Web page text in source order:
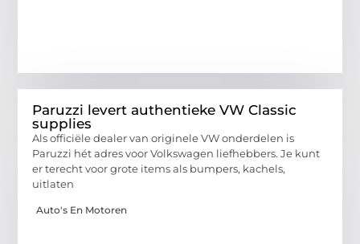
Paruzzi levert authentieke VW Classic
supplies
Als officiële dealer van originele VW onderdelen is
Paruzzi hét adres voor Volkswagen liefhebbers. Je kunt
er terecht voor grote items als bumpers, kachels,
uitlaten
Auto's En Motoren